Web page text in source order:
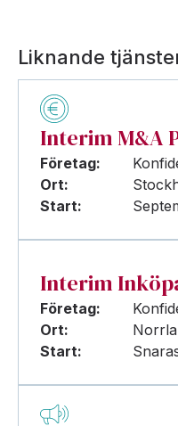
Liknande
Interim M&A
Företag:
Ort:
Start:
Interim
Företag:
Ort:
Start: